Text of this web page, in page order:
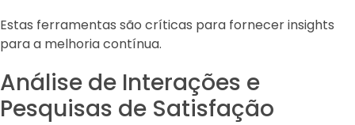
Estas ferramentas são críticas para fornecer insights
para a melhoria contínua.
Análise de Interações e
Pesquisas de Satisfação